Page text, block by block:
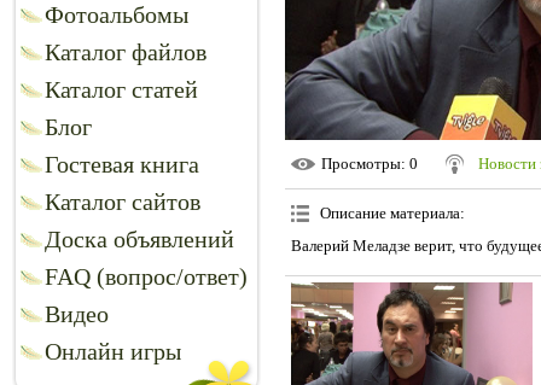
Фотоальбомы
Каталог файлов
Каталог статей
Блог
Гостевая книга
Каталог сайтов
Доска объявлений
FAQ (вопрос/ответ)
Видео
Онлайн игры
Просмотры: 0 Новости
Описание материала:
Валерий Меладзе верит, что